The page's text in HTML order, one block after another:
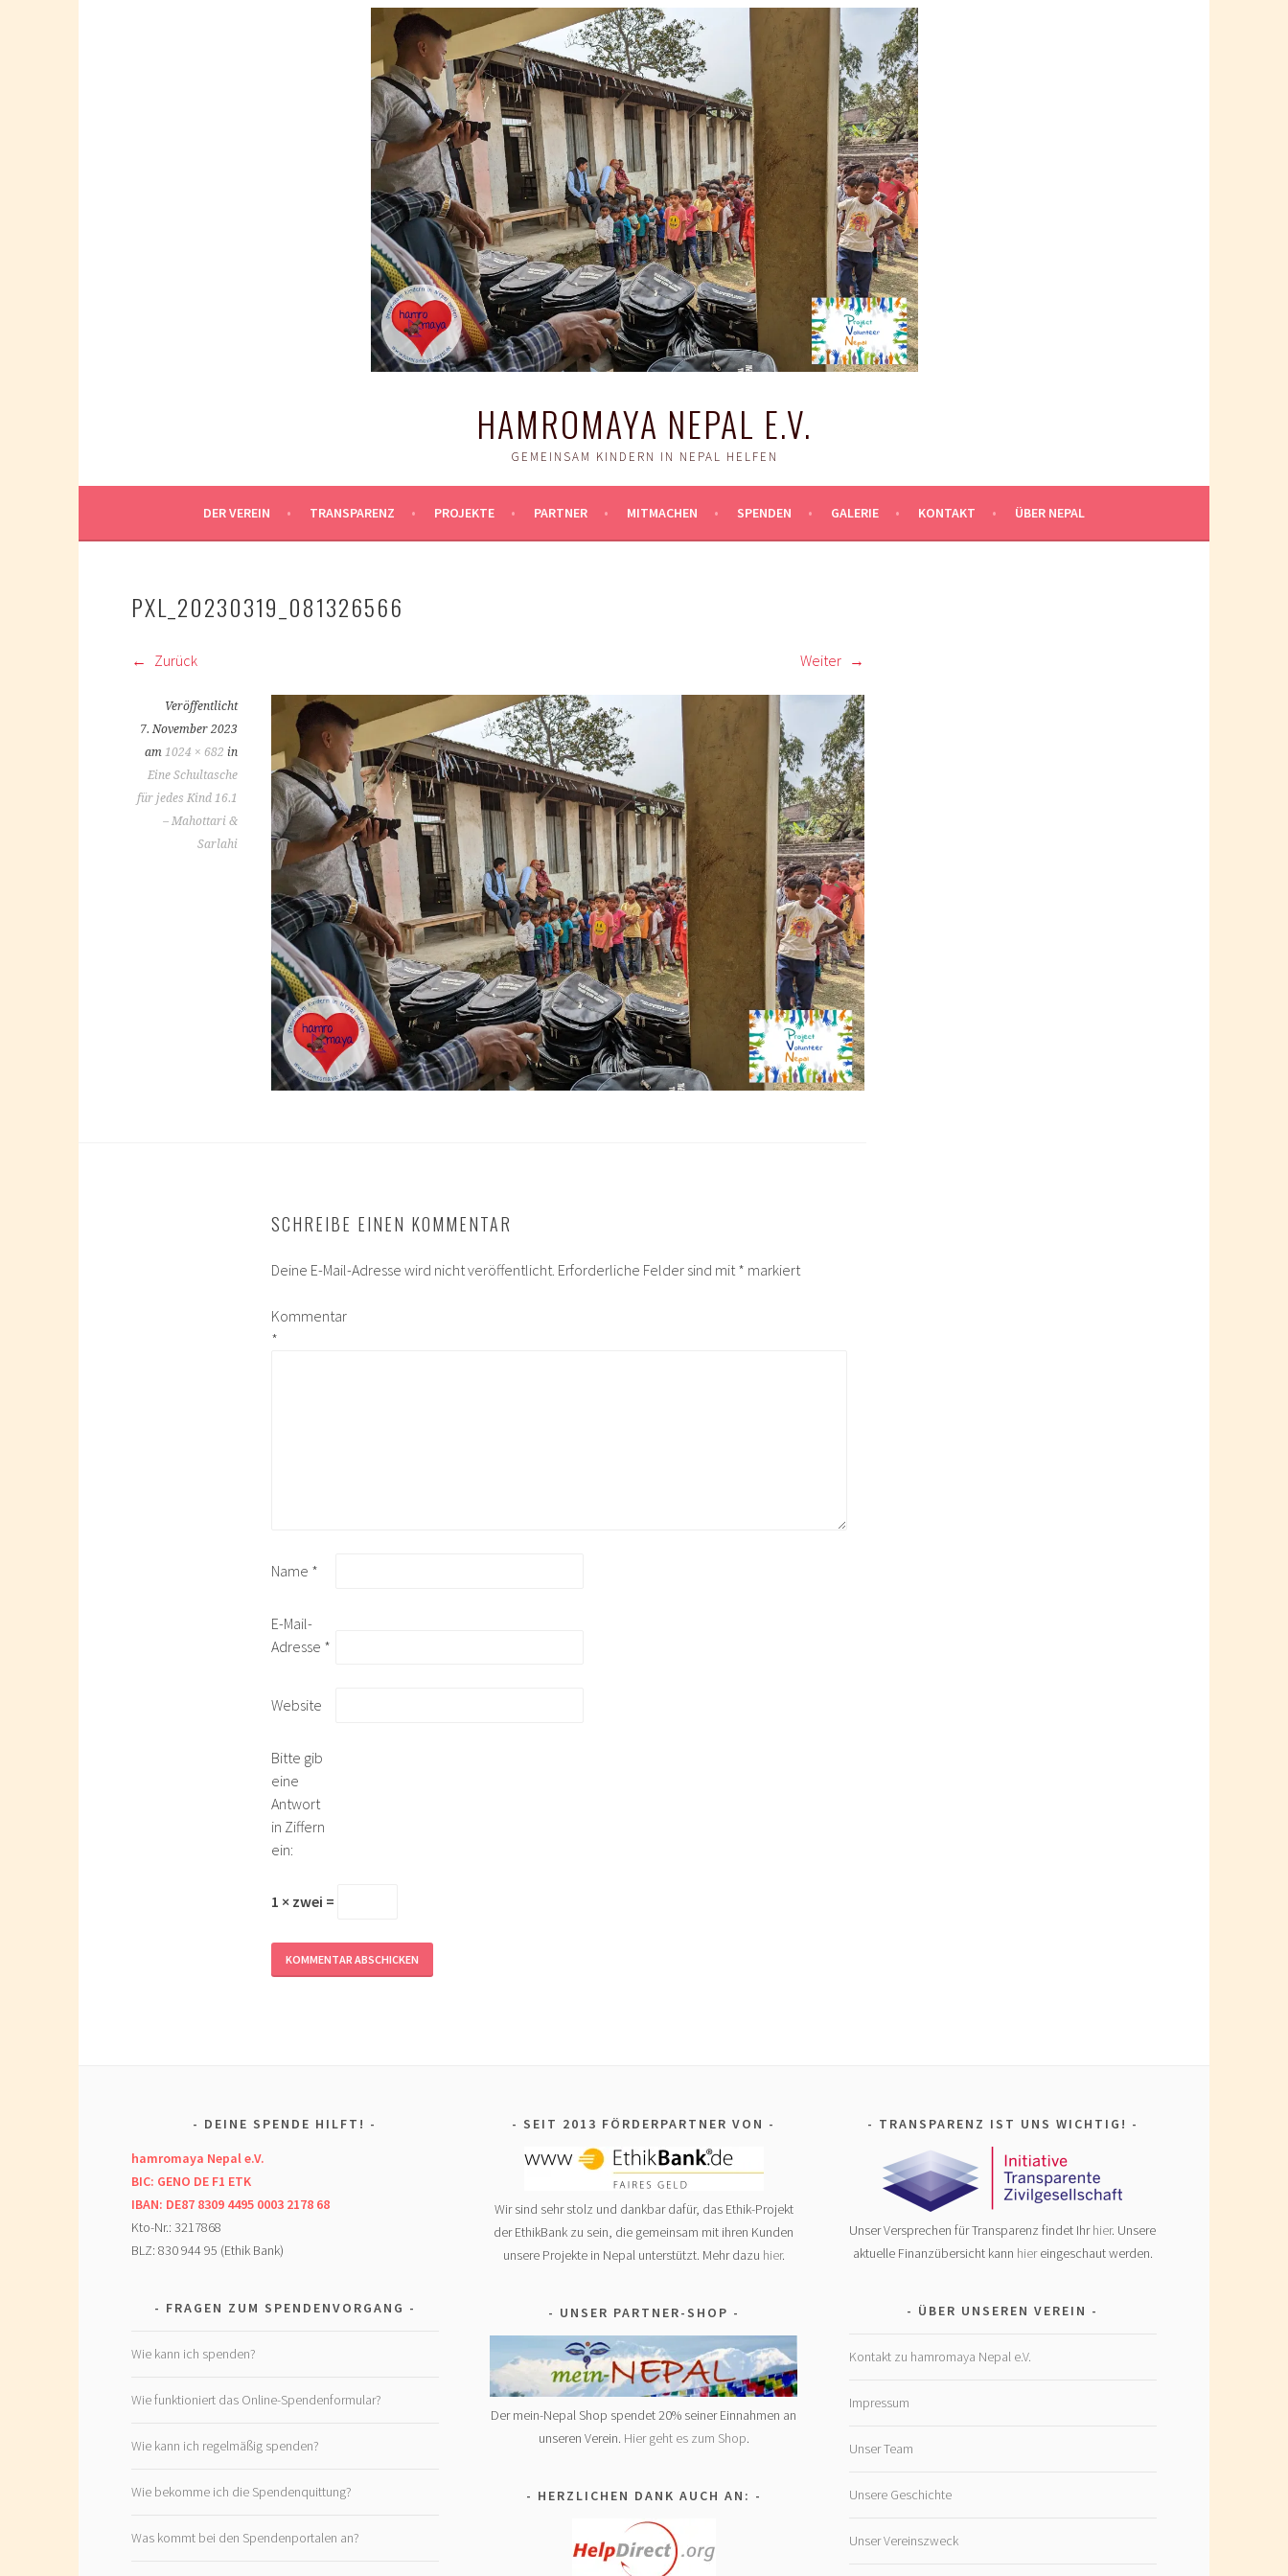
HAMROMAYA NEPAL E.V.
GEMEINSAM KINDERN IN NEPAL HELFEN
DER VEREIN TRANSPARENZ PROJEKTE PARTNER MITMACHEN SPENDEN GALERIE KONTAKT ÜBER NEPAL
PXL_20230319_081326566
Zurück Weiter
Veröffentlicht
7. November 2023
am 1024 × 682 in
Eine Schultasche
für jedes Kind 16.1
– Mahottari &
Sarlahi
SCHREIBE EINEN KOMMENTAR
Deine E-Mail-Adresse wird nicht veröffentlicht. Erforderliche Felder sind mit * markiert
Kommentar
*
Name *
E-Mail-
Adresse *
Website
Bitte gib
eine
Antwort
in Ziffern
ein:
1 × zwei =
DEINE SPENDE HILFT!
hamromaya Nepal e.V.
BIC: GENO DE F1 ETK
IBAN: DE87 8309 4495 0003 2178 68
Kto-Nr.: 3217868
BLZ: 830 944 95 (Ethik Bank)
FRAGEN ZUM SPENDENVORGANG
Wie kann ich spenden?
Wie funktioniert das Online-Spendenformular?
Wie kann ich regelmäßig spenden?
Wie bekomme ich die Spendenquittung?
Was kommt bei den Spendenportalen an?
SEIT 2013 FÖRDERPARTNER VON
Wir sind sehr stolz und dankbar dafür, das Ethik-Projekt
der EthikBank zu sein, die gemeinsam mit ihren Kunden
unsere Projekte in Nepal unterstützt. Mehr dazu hier.
UNSER PARTNER-SHOP
Der mein-Nepal Shop spendet 20% seiner Einnahmen an
unseren Verein. Hier geht es zum Shop.
HERZLICHEN DANK AUCH AN:
TRANSPARENZ IST UNS WICHTIG!
Unser Versprechen für Transparenz findet Ihrhier. Unsere
aktuelle Finanzübersicht kann hiereingeschaut werden.
ÜBER UNSEREN VEREIN
Kontakt zu hamromaya Nepal e.V.
Impressum
Unser Team
Unsere Geschichte
Unser Vereinszweck